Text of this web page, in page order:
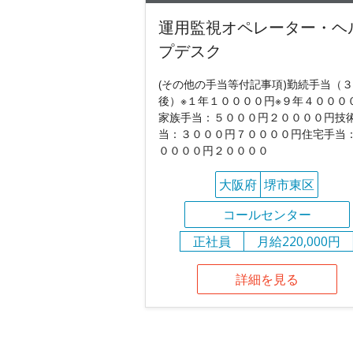
運用監視オペレーター・ヘ
プデスク
(その他の手当等付記事項)勤続手当（
後）※１年１００００円※９年４０００
家族手当：５０００円２００００円技
当：３０００円７００００円住宅手当
００００円２００００
大阪府 堺市東区
コールセンター
正社員
月給220,000円
詳細を見る